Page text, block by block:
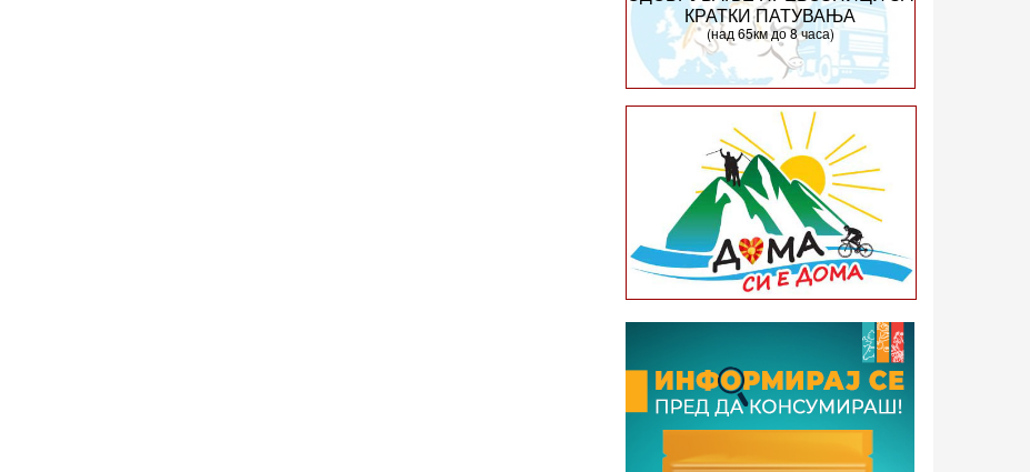
КРАТКИ ПАТУВАЊА
(над 65км до 8 часа)